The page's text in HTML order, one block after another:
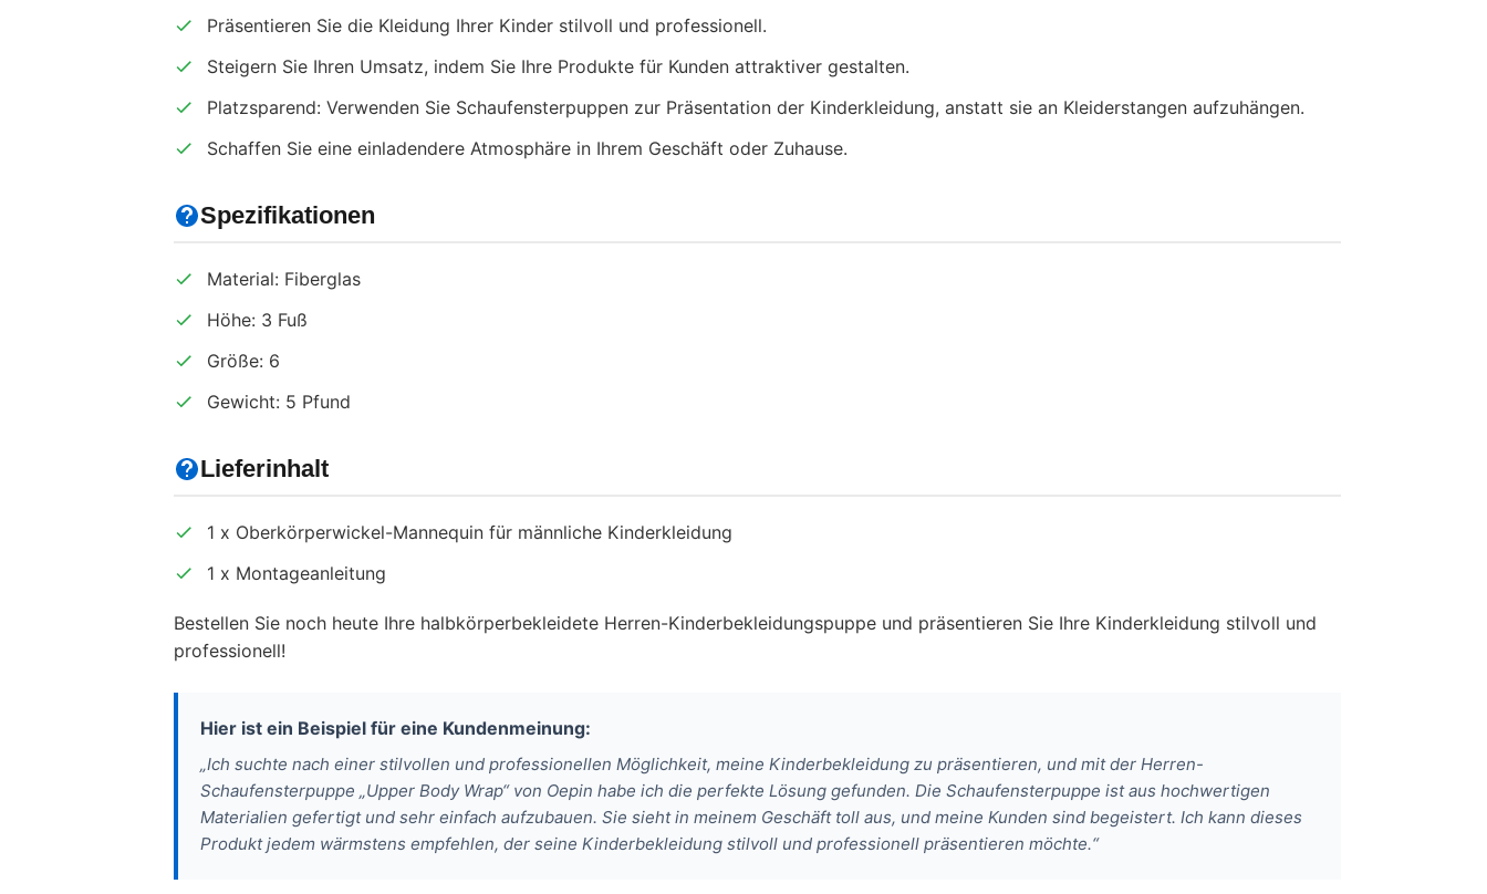
Präsentieren Sie die Kleidung Ihrer Kinder stilvoll und professionell.
Steigern Sie Ihren Umsatz, indem Sie Ihre Produkte für Kunden attraktiver gestalten.
Platzsparend: Verwenden Sie Schaufensterpuppen zur Präsentation der Kinderkleidung, anstatt sie an Kleiderstangen aufzuhängen.
Schaffen Sie eine einladendere Atmosphäre in Ihrem Geschäft oder Zuhause.
Spezifikationen
Material: Fiberglas
Höhe: 3 Fuß
Größe: 6
Gewicht: 5 Pfund
Lieferinhalt
1 x Oberkörperwickel-Mannequin für männliche Kinderkleidung
1 x Montageanleitung
Bestellen Sie noch heute Ihre halbkörperbekleidete Herren-Kinderbekleidungspuppe und präsentieren Sie Ihre Kinderkleidung stilvoll und
professionell!
Hier ist ein Beispiel für eine Kundenmeinung:
„Ich suchte nach einer stilvollen und professionellen Möglichkeit, meine Kinderbekleidung zu präsentieren, und mit der Herren-
Schaufensterpuppe „Upper Body Wrap“ von Oepin habe ich die perfekte Lösung gefunden. Die Schaufensterpuppe ist aus hochwertigen
Materialien gefertigt und sehr einfach aufzubauen. Sie sieht in meinem Geschäft toll aus, und meine Kunden sind begeistert. Ich kann dieses
Produkt jedem wärmstens empfehlen, der seine Kinderbekleidung stilvoll und professionell präsentieren möchte.“